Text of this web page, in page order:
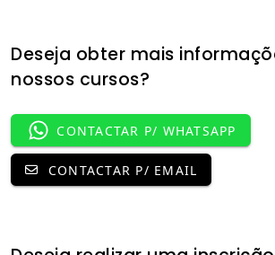
Deseja obter mais
nossos cursos?
CONTACTAR P/ WHATSAPP
CONTACTAR P/ EMAIL